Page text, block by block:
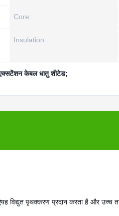
Core:
Insulation:
केबल धातु शीटेड;
यह विद्युत पृथक्करण प्रदान करता है और उच्च